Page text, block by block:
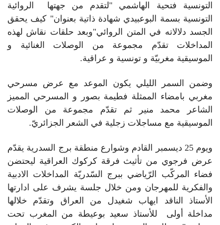
التونسية فتحية الهاشمي "لتقدم من جهتها الروائية
التونسية بسمة البوعبيدي شهادة ذاتية بعنوان" كيف يحقق
الجسد دلالاته في المتن الروائي"وبعد حلقات نقاش لهذه
المداخلات تقدّم مجموعة من الوصلات الغنائية و
الموسيقية مغربيّة و تونسية و عراقية.
وضمن السمر الليلي يكون الموعد مع عرض مسرحي
مغربي بامضاء الممثلة فطيمة بصور و المسرحي المميز
الشاعر محمد منير ثم تقدّم مجموعة من الوصلات
الموسيقية مع مساجلات زجلية في الشعر الجزائريّ.
ويوم 25 ديسمبر القادم وشوارع منطقة برج السدرية يقدّم
عرض فرجوي من تأثيث فرقة كركوك العراقية ليحتضن
فضاء المركّب الرّياضي ببرج السّدريّة المداخلات الادبية
والفكرية للمهرجان ومن خلال جلسة يشرف على ادارتها
الأستاذ الناقد ايهاب شغيدل من العراق وتقدّم خلالها
مداخلة أولى للأستاذ سعيد بوعيطة من المغرب تحت